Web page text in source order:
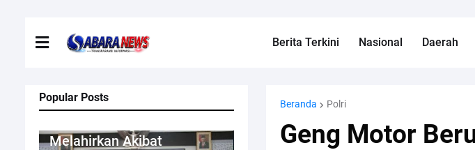
Berita Terkini Nasional Daerah
Popular Posts
Melahirkan Akibat
Beranda Polri
Geng Motor